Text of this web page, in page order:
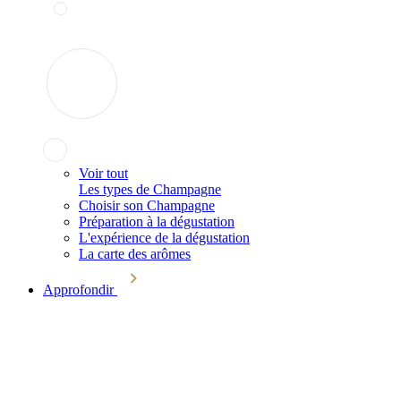
Voir tout
Les types de Champagne
Choisir son Champagne
Préparation à la dégustation
L'expérience de la dégustation
La carte des arômes
Approfondir